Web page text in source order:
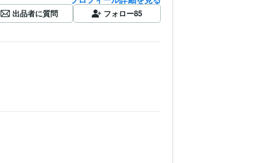
出品者に質問 フォロー85